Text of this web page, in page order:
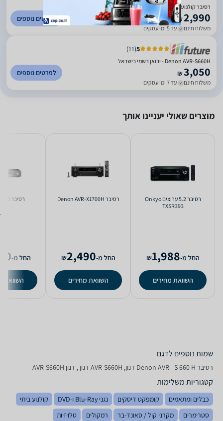
רסיבר קולנוע ביתי 5.2 Denon AVR-S660H
₪2,990
משלוח חינם עד 5 ימי עסקים
לפרטים נוספים
5
(
11
)
Denon AVR-S660H - יבואן רשמי בישראל
₪3,050
משלוח חינם עד 7 ימי עסקים
לפרטים נוספים
מוצרים שאולי יעניינו אותך
רסיבר ‏5.2 ‏ערוצים Onkyo
TXSR393
החל מ-1,988
₪
השוואת מחירים
רסיבר Denon AVR-X1700H
החל מ-2,490
₪
השוואת מחירים
רסיבר Arcam SA10
החל מ-
השוואת
שמות נוספים לדגם
רסיבר Denon AVR - S 660 H דנון, AVR-S660H דנון , דנון AVR-S660H
קטגוריות משלימות
כבלים ומתאמים קומפקט דיסקים נגני Blu-Ray ו-DVD
קולנוע ביתי
סטרימרים
מקרני קול / סאונד-בר רמקולים
טלויזיות